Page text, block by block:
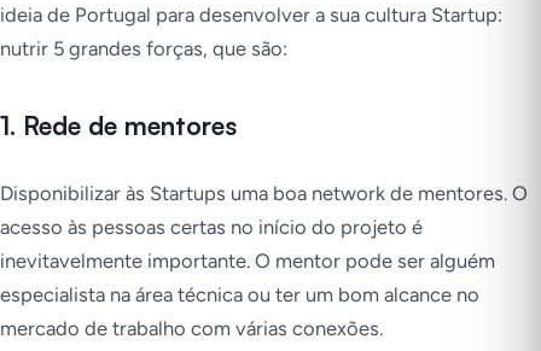
ideia de Portugal para desenvolver a sua cultura Startup:
nutrir 5 grandes forças, que são:
1. Rede de mentores
Disponibilizar às Startups uma boa network de mentores. O
acesso às pessoas certas no início do projeto é
inevitavelmente importante. O mentor pode ser alguém
especialista na área técnica ou ter um bom alcance no
mercado de trabalho com várias conexões.